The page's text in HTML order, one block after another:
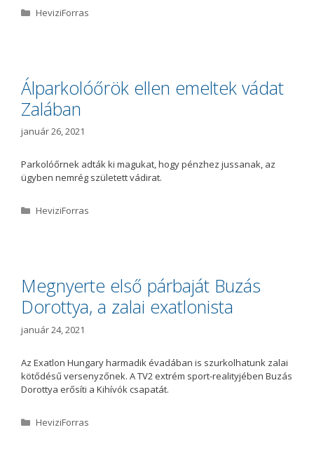
K
r
i
a
HeviziForras
Álparkolóőrök ellen emeltek vádat
Zalában
január 26, 2021
Parkolóőrnek adták ki magukat, hogy pénzhez jussanak, az
ügyben nemrég született vádirat.
K
r
i
a
HeviziForras
Megnyerte első párbaját Buzás
Dorottya, a zalai exatlonista
január 24, 2021
Az Exatlon Hungary harmadik évadában is szurkolhatunk zalai
kötődésű versenyzőnek. A TV2 extrém sport-realityjében Buzás
Dorottya erősíti a Kihívók csapatát.
K
HeviziForras